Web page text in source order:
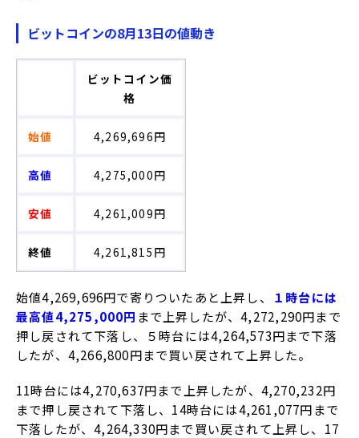
ビットコインの8月13日の値動き
ビットコイン価
格
始値 4,269,696円
高値 4,275,000円
安値 4,261,009円
終値 4,261,815円
始値4,269,696円で寄りついたあと上昇し、
１時台には
最高値4,275,000円 まで上昇したが、4,272,290円まで
押し戻されて下落し、５時台には4,264,573円まで下落
したが、4,266,800円まで買い戻されて上昇した。
11時台には4,270,637円まで上昇したが、4,270,232円
まで押し戻されて下落し、14時台には4,261,077円まで
下落したが、4,264,330円まで買い戻されて上昇し、17